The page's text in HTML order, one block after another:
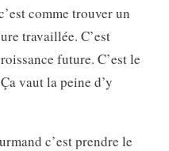
comme trouver un
travaillée. C’est
future. C’est le
vaut la peine d’y
c’est prendre le